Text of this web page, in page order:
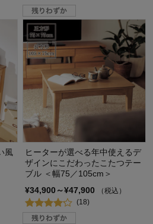
風
ヒーターが選べる年中使えるデ
ザインにこだわったこたつテー
ブル ＜幅75／105cm＞
¥34,900～¥47,900
（税込）
(18)